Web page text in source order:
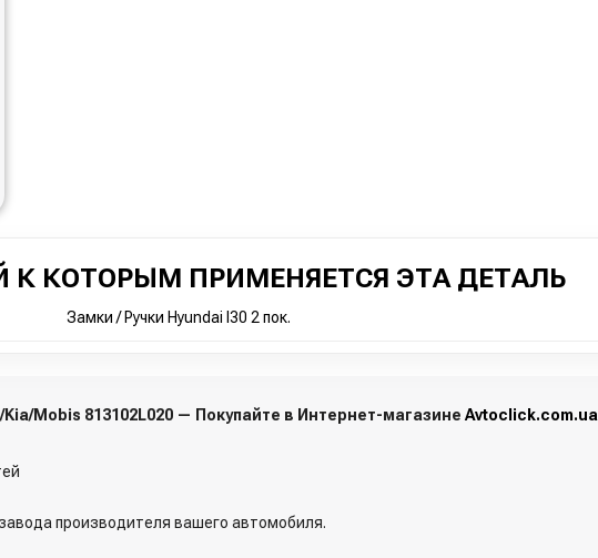
К КОТОРЫМ ПРИМЕНЯЕТСЯ ЭТА ДЕТАЛЬ
Замки / Ручки Hyundai I30 2 пок.
Mobis 813102L020 — Покупайте в Интернет-магазине Avtoclick.com.ua
производителя вашего автомобиля.